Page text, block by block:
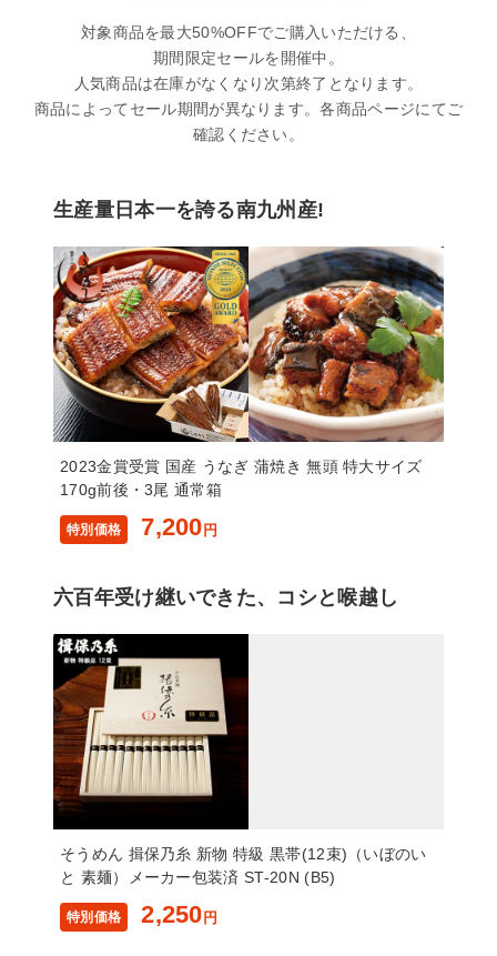
対象商品を最大50%OFFでご購入いただける、
期間限定セールを開催中。
人気商品は在庫がなくなり次第終了となります。
商品によってセール期間が異なります。各商品ページにてご
確認ください。
生産量日本一を誇る南九州産!
2023金賞受賞 国産 うなぎ 蒲焼き 無頭 特大サイズ
170g前後・3尾 通常箱
特別価格 7,200 円
六百年受け継いできた、コシと喉越し
そうめん 揖保乃糸 新物 特級 黒帯(12束)（いぼのい
と 素麺）メーカー包装済 ST-20N (B5)
特別価格 2,250 円